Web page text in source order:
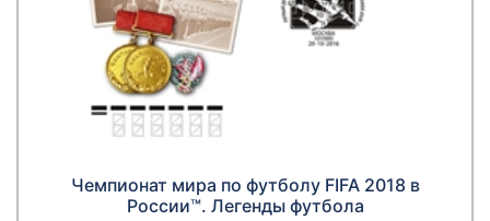
Чемпионат мира по футболу FIFA 2018 в
России™. Легенды футбола